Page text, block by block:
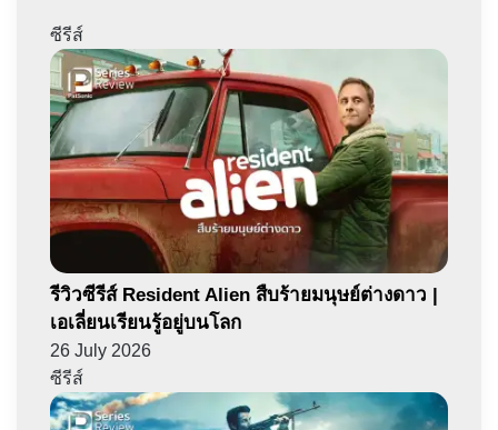
ซีรีส์
รีวิวซีรีส์ Resident Alien สืบร้ายมนุษย์ต่างดาว |
เอเลี่ยนเรียนรู้อยู่บนโลก
26 July 2026
ซีรีส์